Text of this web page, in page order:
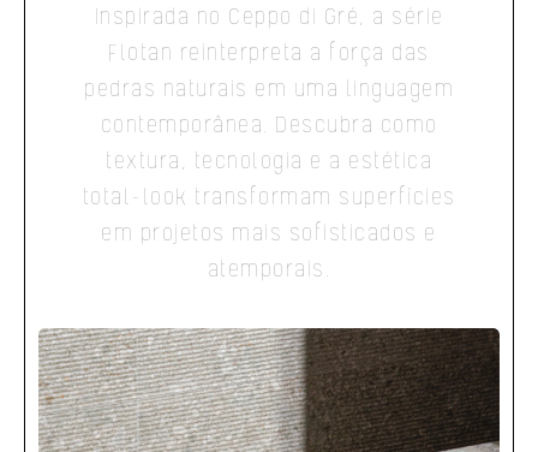
Inspirada no Ceppo di Gré, a série
Flotan reinterpreta a força das
pedras naturais em uma linguagem
contemporânea. Descubra como
textura, tecnologia e a estética
total-look transformam superfícies
em projetos mais sofisticados e
atemporais.